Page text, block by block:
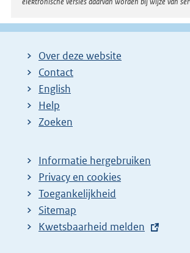
Over deze website
Contact
English
Help
Zoeken
Informatie hergebruiken
Privacy en cookies
Toegankelijkheid
Sitemap
E
Kwetsbaarheid melden